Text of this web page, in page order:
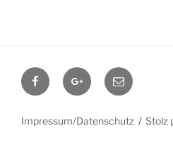
FacebookGoogle+Contact
me
Impressum/Datenschutz Stolz